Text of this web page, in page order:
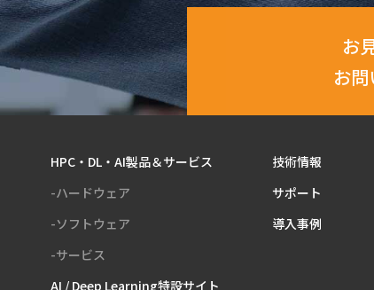
お
お
HPC・DL・AI製品＆サービス
-ハードウェア
-ソフトウェア
-サービス
AI / Deep Learning特設サイト
技術情報
サポート
導入事例